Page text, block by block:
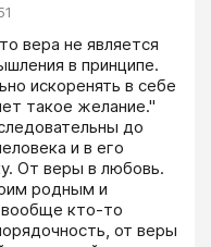
вера не является
в принципе.
искоренять в себе
такое желание."
до
и в его
От веры в любовь.
родным и
вообще кто-то
от веры